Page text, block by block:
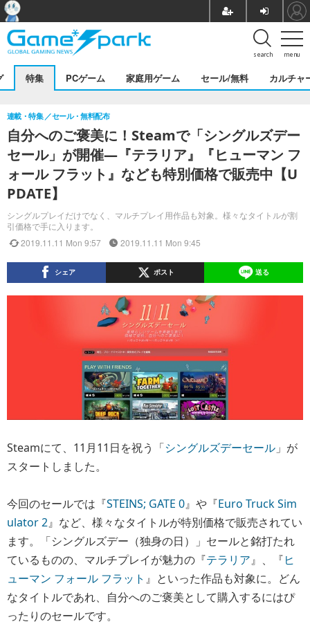
menu
search
特集 PCゲーム 家庭用ゲーム セール/無料 カルチャ
自分へのご褒美に！Steamで「シングルズデー
セール」が開催―『テラリア』『ヒューマン フ
ォール フラット』なども特別価格で販売中【U
PDATE】
シングルプレイだけでなく、マルチプレイ用作品も対象。様々なタイトルが割
引価格で手に入ります。
連載・特集 セール・無料配布
2019.11.11 Mon 9:57 2019.11.11 Mon 9:45
シェア ポスト 送る
Steamにて、11月11日を祝う「シングルズデーセール 」が
スタートしました。
今回のセールでは『STEINS; GATE 0』や『Euro Truck Sim
ulator 2』など、様々なタイトルが特別価格で販売されてい
ます。「シングルズデー（独身の日）」セールと銘打たれ
ているものの、マルチプレイが魅力の『テラリア』、『ヒ
ューマン フォール フラット 』といった作品も対象に。どん
なタイトルであれ、自分へのご褒美として購入するにはぴ
ったりのセールです。